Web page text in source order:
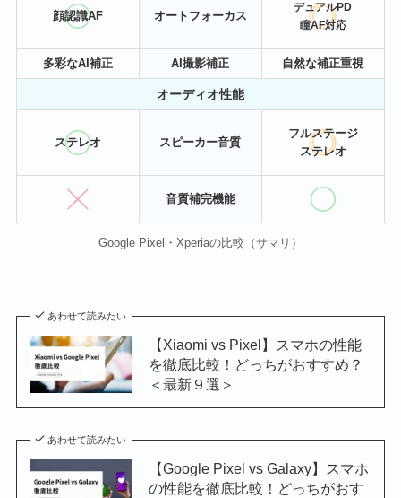
顔認識AF オートフォーカス
デュアルPD
瞳AF対応
多彩なAI補正 AI撮影補正 自然な補正重視
オーディオ性能
ステレオ スピーカー音質
フルステージ
ステレオ
音質補完機能
Google Pixel・Xperiaの比較（サマリ）
あわせて読みたい
【Xiaomi vs Pixel】スマホの性能
を徹底比較！どっちがおすすめ？
＜最新９選＞
あわせて読みたい
【Google Pixel vs Galaxy】スマホ
の性能を徹底比較！どっちがおす